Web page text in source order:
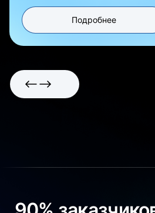
Подробнее